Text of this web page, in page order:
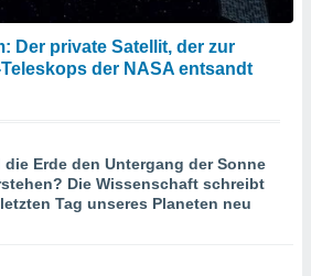
Der private Satellit, der zur
der NASA entsandt
die Erde den Untergang der Sonne
Die Wissenschaft schreibt
Tag unseres Planeten neu